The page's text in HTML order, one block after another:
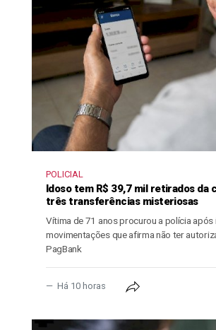
POLICIAL
Idoso tem R$ 39,7 mil retirados da
três transferências misteriosas
Vítima de 71 anos procurou a polícia
movimentações que afirma não ter
PagBank
Há 10 horas